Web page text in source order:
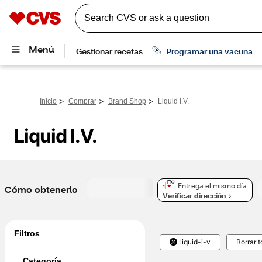
Inicio > Comprar > Brand Shop > Liquid I.V.
Liquid I.V.
Cómo obtenerlo
Entrega el mismo día
Verificar dirección
Filtros
liquid-i-v Borrar